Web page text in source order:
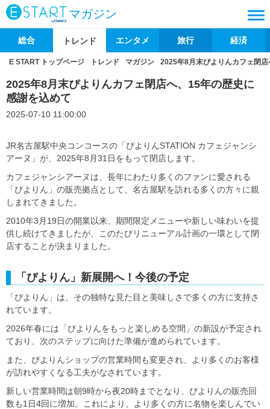
マガジン
総合 トレンド エンタメ 旅行 経済
E START トップページ トレンド マガジン 2025年8月末ぴよりんカフェ閉
2025年8月末ぴよりんカフェ閉店へ、15年の歴史に
感謝を込めて
2025-07-10 11:00:00
JR名古屋駅中央コンコースの「ぴよりんSTATION カフェジャンシ
アーヌ」が、2025年8月31日をもって閉店します。
カフェジャンシアーヌは、長年にわたり多くのファンに愛される
「ぴよりん」の販売拠点として、名古屋駅を訪れる多くの方々に親
しまれてきました。
2010年3月19日の開業以来、期間限定メニューや新しい味わいを提
供し続けてきましたが、このたびリニューアル計画の一環として閉
店することが決まりました。
「ぴよりん」新展開へ！今後の予定
「ぴよりん」は、その独特な見た目と美味しさで多くの方に支持さ
れています。
2026年春には「ぴよりんをもっと楽しめる空間」の新設が予定され
ており、次のステップに向けた準備が進められています。
また、ぴよりんショップの営業時間も変更され、より多くのお客様
が訪れやすくなる工夫がなされています。
新しい営業時間は朝9時から夜20時までとなり、ぴよりんの販売回
数も1日4回に増加。これにより、より多くの方に名物を楽しんでい